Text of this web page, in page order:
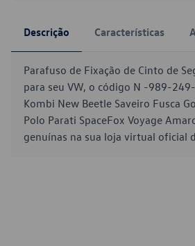
Descrição Características
Parafuso de Fixação de Cinto de
para seu VW, o código N -989-
Kombi New Beetle Saveiro Fusca
Polo Parati SpaceFox Voyage
genuínas na sua loja virtual oficial